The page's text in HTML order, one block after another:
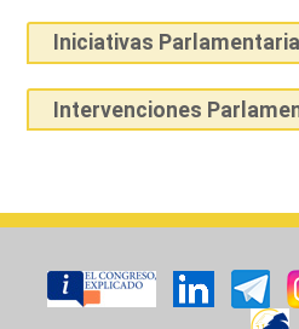
Iniciativas
Intervenciones